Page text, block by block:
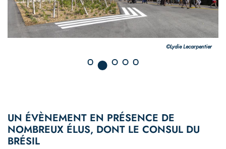
©Lydie Lecarpentier
UN ÉVÈNEMENT EN PRÉSENCE DE
NOMBREUX ÉLUS, DONT LE CONSUL DU
BRÉSIL